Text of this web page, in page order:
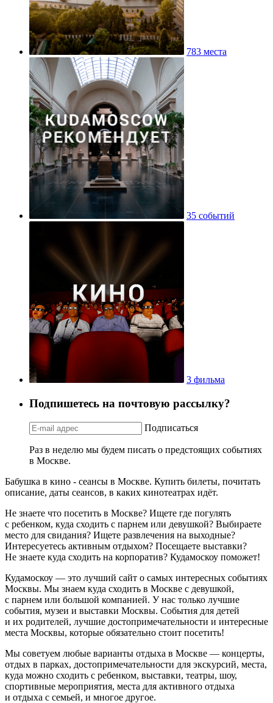
783 места
35 событий
3 фильма
Подпишетесь на почтовую рассылку?
Подписаться
Раз в неделю мы будем писать о предстоящих событиях
в Москве.
Бабушка в кино - сеансы в Москве. Купить билеты, почитать
описание, даты сеансов, в каких кинотеатрах идёт.
Не знаете что посетить в Москве? Ищете где погулять
с ребенком, куда сходить с парнем или девушкой? Выбираете
место для свидания? Ищете развлечения на выходные?
Интересуетесь активным отдыхом? Посещаете выставки?
Не знаете куда сходить на корпоратив? Кудамоскоу поможет!
Кудамоскоу — это лучший сайт о самых интересных событиях
Москвы. Мы знаем куда сходить в Москве с девушкой,
с парнем или большой компанией. У нас только лучшие
события, музеи и выставки Москвы. События для детей
и их родителей, лучшие достопримечательности и интересные
места Москвы, которые обязательно стоит посетить!
Мы советуем любые варианты отдыха в Москве — концерты,
отдых в парках, достопримечательности для экскурсий, места,
куда можно сходить с ребенком, выставки, театры, шоу,
спортивные мероприятия, места для активного отдыха
и отдыха с семьей, и многое другое.